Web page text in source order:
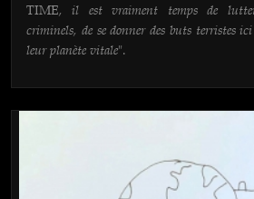
TIME, il est vraiment temps de
criminels, de se donner des buts terristes
leur planète vitale".